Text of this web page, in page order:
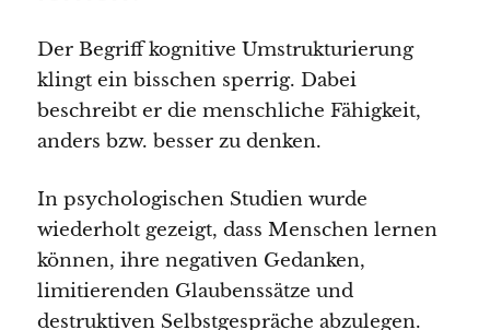
Der Begriff kognitive Umstrukturierung
klingt ein bisschen sperrig. Dabei
beschreibt er die menschliche Fähigkeit,
anders bzw. besser zu denken.
In psychologischen Studien wurde
wiederholt gezeigt, dass Menschen lernen
können, ihre negativen Gedanken,
limitierenden Glaubenssätze und
destruktiven Selbstgespräche abzulegen.